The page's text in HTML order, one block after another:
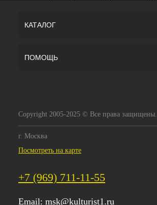
КАТАЛОГ
ПОМОЩЬ
Copyright 2005-2025 © Все права защищены.
г. Москва
Посмотреть на карте
+7 (969) 711-11-55
Email: msk@kulturist1.ru